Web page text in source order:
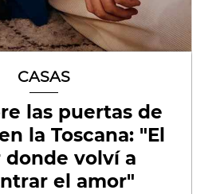
CASAS
las puertas de
la Toscana: "El
donde volví a
el amor"